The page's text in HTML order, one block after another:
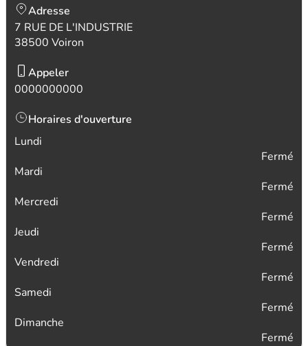
Adresse
7 RUE DE L'INDUSTRIE
38500 Voiron
Appeler
0000000000
Horaires d'ouverture
Lundi
Fermé
Mardi
Fermé
Mercredi
Fermé
Jeudi
Fermé
Vendredi
Fermé
Samedi
Fermé
Dimanche
Fermé